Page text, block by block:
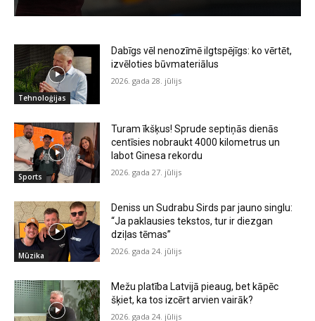
Tehnoloģijas
Dabīgs vēl nenozīmē ilgtspējīgs: ko vērtēt,
izvēloties būvmateriālus
2026. gada 28. jūlijs
Sports
Turam īkšķus! Sprude septiņās dienās
centīsies nobraukt 4000 kilometrus un
labot Ginesa rekordu
2026. gada 27. jūlijs
Mūzika
Deniss un Sudrabu Sirds par jauno singlu:
“Ja paklausies tekstos, tur ir diezgan
dziļas tēmas”
2026. gada 24. jūlijs
Mežu platība Latvijā pieaug, bet kāpēc
šķiet, ka tos izcērt arvien vairāk?
2026. gada 24. jūlijs